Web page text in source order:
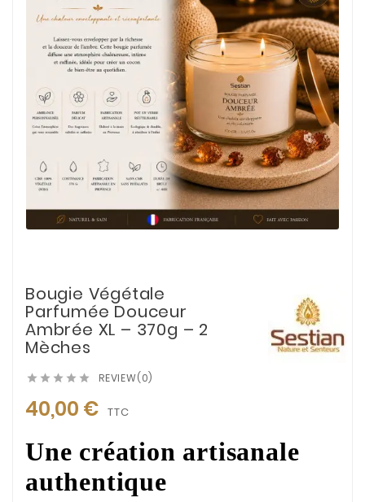
Bougie Végétale
Parfumée Douceur
Ambrée XL – 370g – 2
Mèches
     REVIEW(0)
40,00 € TTC
Une création artisanale
authentique